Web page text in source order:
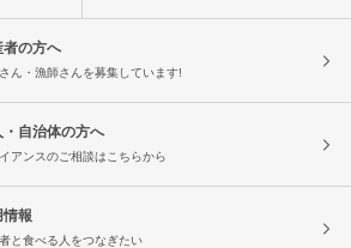
者の方へ
ん・漁師さんを募集しています!
・自治体の方へ
アンスのご相談はこちらから
情報
と食べる人をつなぎたい